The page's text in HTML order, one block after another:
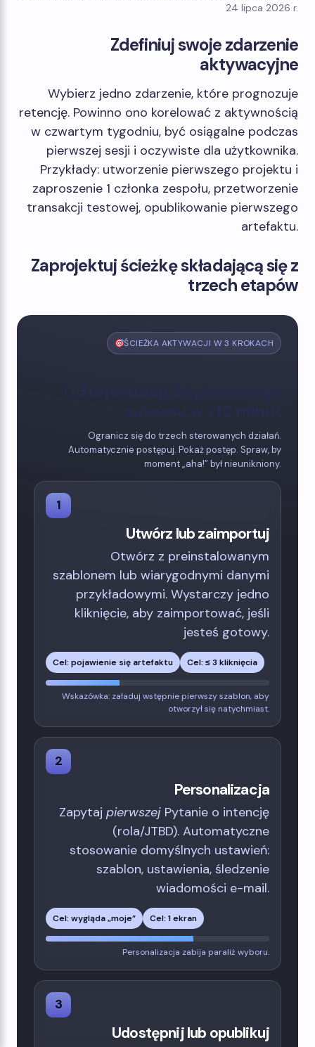
24 lipca 2026 r.
Zdefiniuj swoje zdarzenie
aktywacyjne
Wybierz jedno zdarzenie, które prognozuje
retencję. Powinno ono korelować z aktywnością
w czwartym tygodniu, być osiągalne podczas
pierwszej sesji i oczywiste dla użytkownika.
Przykłady: utworzenie pierwszego projektu i
zaproszenie 1 członka zespołu, przetworzenie
transakcji testowej, opublikowanie pierwszego
artefaktu.
Zaprojektuj ścieżkę składającą się z
trzech etapów
ŚCIEŻKA AKTYWACJI W 3 KROKACH
Ogranicz się do trzech sterowanych działań.
Automatycznie postępuj. Pokaż postęp. Spraw, by
moment „aha!” był nieunikniony.
1
Utwórz lub zaimportuj
Otwórz z preinstalowanym
szablonem lub wiarygodnymi danymi
przykładowymi. Wystarczy jedno
kliknięcie, aby zaimportować, jeśli
jesteś gotowy.
Cel: pojawienie się artefaktu Cel: ≤ 3 kliknięcia
Wskazówka: załaduj wstępnie pierwszy szablon, aby
otworzył się natychmiast.
2
Personalizacja
Zapytaj pierwszej Pytanie o intencję
(rola/JTBD). Automatyczne
stosowanie domyślnych ustawień:
szablon, ustawienia, śledzenie
wiadomości e-mail.
Cel: wygląda „moje” Cel: 1 ekran
Personalizacja zabija paraliż wyboru.
3
Udostępnij lub opublikuj